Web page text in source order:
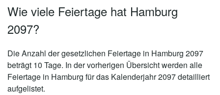
Wie viele Feiertage hat Hamburg
2097?
Die Anzahl der gesetzlichen Feiertage in Hamburg 2097
beträgt 10 Tage. In der vorherigen Übersicht werden alle
Feiertage in Hamburg für das Kalenderjahr 2097 detailliert
aufgelistet.